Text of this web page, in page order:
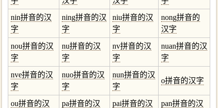
nin拼音的汉
字
ning拼音的汉
字
niu拼音的汉
字
nong拼音的
汉字
nou拼音的汉
字
nu拼音的汉
字
nv拼音的汉
字
nuan拼音的汉
字
nve拼音的汉
字
nuo拼音的汉
字
nun拼音的汉
字
o拼音的汉字
ou拼音的汉
pa拼音的汉
pai拼音的汉
pan拼音的汉